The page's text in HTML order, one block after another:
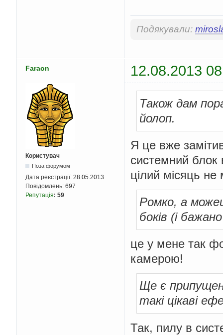
Подякували:
Faraon 12.08.2013
Користувач
Поза форумом
Дата реєстрації: 28.05.2013
Повідомлень: 697
Репутація: 59
Також дам
йолоп.
Я це вже
системний
цілий місяць не
Ромко, а
боків (і
це у мене так
камерою!
Ще є
такі цікаві
Так, пилу в